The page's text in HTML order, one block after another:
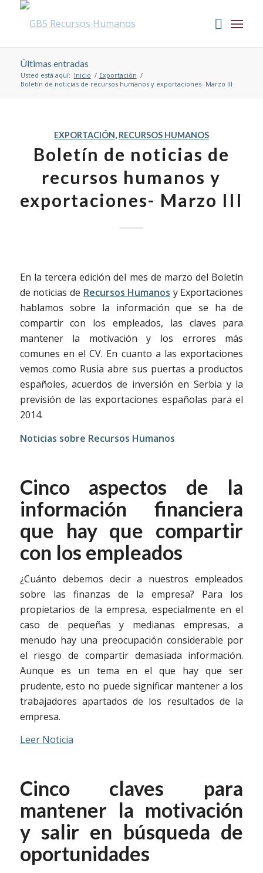
Últimas entradas
Usted está aquí: Inicio / Exportación /
Boletín de noticias de recursos humanos y exportaciones- Marzo III
EXPORTACIÓN, RECURSOS HUMANOS
Boletín de noticias de
recursos humanos y
exportaciones- Marzo III
En la tercera edición del mes de marzo del Boletín
de noticias de Recursos Humanos y Exportaciones
hablamos sobre la información que se ha de
compartir con los empleados, las claves para
mantener la motivación y los errores más
comunes en el CV. En cuanto a las exportaciones
vemos como Rusia abre sus puertas a productos
españoles, acuerdos de inversión en Serbia y la
previsión de las exportaciones españolas para el
2014.
Noticias sobre Recursos Humanos
Cinco aspectos de la
información financiera
que hay que compartir
con los empleados
¿Cuánto debemos decir a nuestros empleados
sobre las finanzas de la empresa? Para los
propietarios de la empresa, especialmente en el
caso de pequeñas y medianas empresas, a
menudo hay una preocupación considerable por
el riesgo de compartir demasiada información.
Aunque es un tema en el que hay que ser
prudente, esto no puede significar mantener a los
trabajadores apartados de los resultados de la
empresa.
Leer Noticia
Cinco claves para
mantener la motivación
y salir en búsqueda de
oportunidades